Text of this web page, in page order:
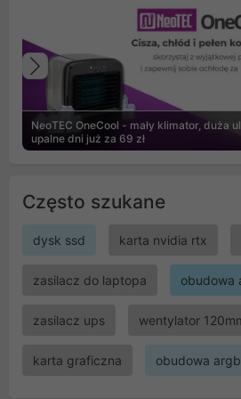
NeoTEC OneCool - mały klimator, duża
upalne dni już za 69 zł
Poprzedni
Często szukane
dysk ssd karta nvidia rtx
zasilacz do laptopa obudowa
zasilacz ups wentylator
karta graficzna obudowa argb